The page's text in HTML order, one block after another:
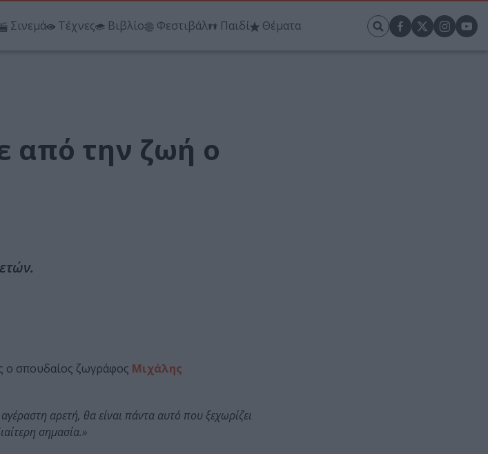
Σινεμά Τέχνες Βιβλίο Φεστιβάλ Παιδί Θέματα
από την ζωή ο
ο σπουδαίος ζωγράφος Μιχάλης
αρετή, θα είναι πάντα αυτό που ξεχωρίζει
σημασία.»